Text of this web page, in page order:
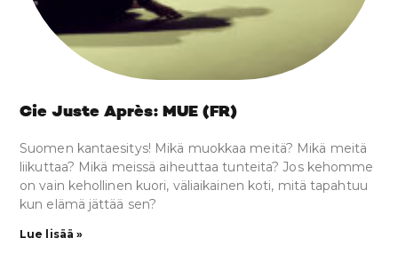
Cie Juste Après: MUE (FR)
Suomen kantaesitys! Mikä muokkaa meitä? Mikä meitä
liikuttaa? Mikä meissä aiheuttaa tunteita? Jos kehomme
on vain kehollinen kuori, väliaikainen koti, mitä tapahtuu
kun elämä jättää sen?
Lue lisää »